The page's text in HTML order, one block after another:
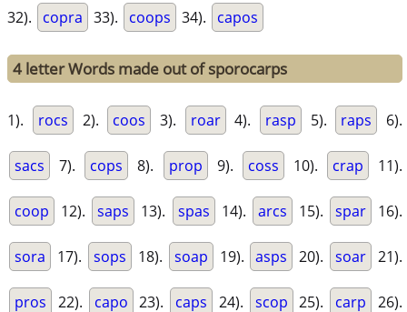
32). copra 33). coops 34). capos
4 letter Words made out of sporocarps
1). rocs 2). coos 3). roar 4). rasp 5). raps 6).
sacs 7). cops 8). prop 9). coss 10). crap 11).
coop 12). saps 13). spas 14). arcs 15). spar 16).
sora 17). sops 18). soap 19). asps 20). soar 21).
pros 22). capo 23). caps 24). scop 25). carp 26).